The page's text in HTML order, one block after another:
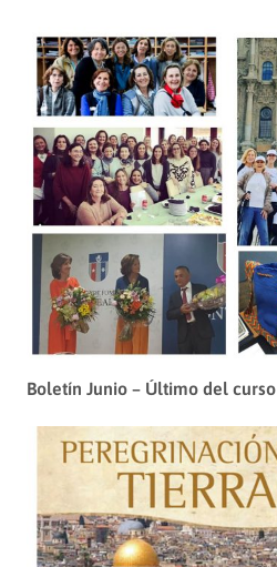
Boletín Junio – Último del curso